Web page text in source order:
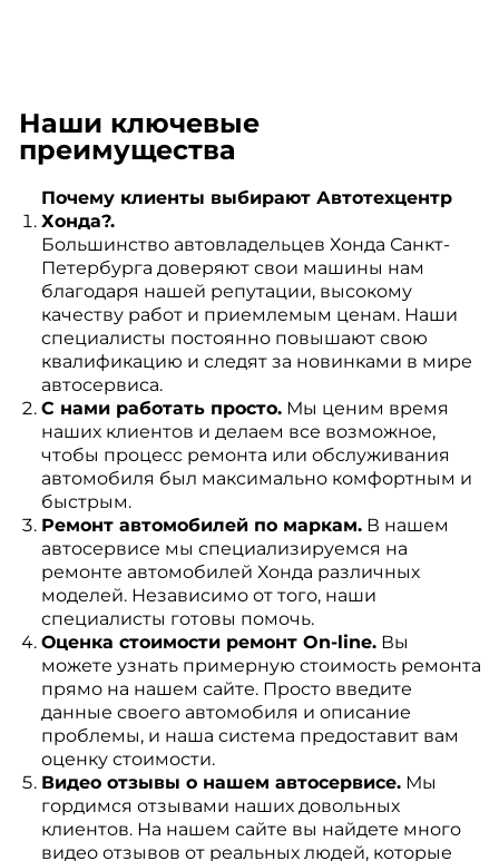
Наши ключевые
преимущества
Почему клиенты выбирают Автотехцентр
Хонда?.
Большинство автовладельцев Хонда Санкт-
Петербурга доверяют свои машины нам
благодаря нашей репутации, высокому
качеству работ и приемлемым ценам. Наши
специалисты постоянно повышают свою
квалификацию и следят за новинками в мире
автосервиса.
С нами работать просто.Мы ценим время
наших клиентов и делаем все возможное,
чтобы процесс ремонта или обслуживания
автомобиля был максимально комфортным и
быстрым.
Ремонт автомобилей по маркам.В нашем
автосервисе мы специализируемся на
ремонте автомобилей Хонда различных
моделей. Независимо от того, наши
специалисты готовы помочь.
Оценка стоимости ремонт On-line.Вы
можете узнать примерную стоимость ремонта
прямо на нашем сайте. Просто введите
данные своего автомобиля и описание
проблемы, и наша система предоставит вам
оценку стоимости.
Видео отзывы о нашем автосервисе.Мы
гордимся отзывами наших довольных
клиентов. На нашем сайте вы найдете много
видео отзывов от реальных людей, которые